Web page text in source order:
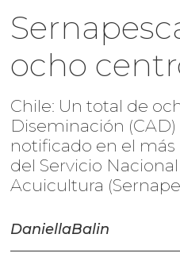
ocho
Chile: Un total de
Diseminación
notificado en el
del Servicio
Acuicultura
DaniellaBalin